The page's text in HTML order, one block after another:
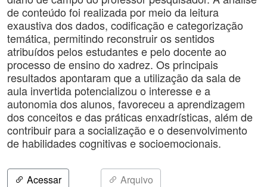
de conteúdo foi realizada por meio da leitura
exaustiva dos dados, codificação e categorização
temática, permitindo reconstruir os sentidos
atribuídos pelos estudantes e pelo docente ao
processo de ensino do xadrez. Os principais
resultados apontaram que a utilização da sala de
aula invertida potencializou o interesse e a
autonomia dos alunos, favoreceu a aprendizagem
dos conceitos e das práticas enxadrísticas, além de
contribuir para a socialização e o desenvolvimento
de habilidades cognitivas e socioemocionais.
Acessar Arquivo